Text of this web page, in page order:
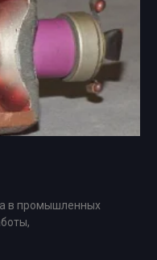
в промышленных